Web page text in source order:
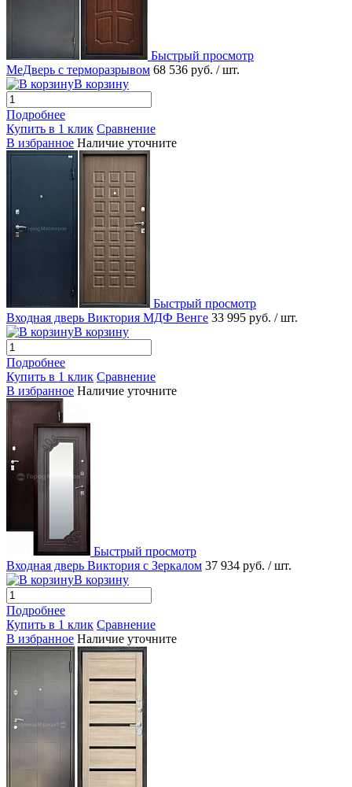
Быстрый просмотр
МеДверь с терморазрывом 68 536 руб. / шт.
В корзину
Подробнее
Купить в 1 клик Сравнение
В избранное Наличие уточните
Быстрый просмотр
Входная дверь Виктория МДФ Венге 33 995 руб. / шт.
В корзину
Подробнее
Купить в 1 клик Сравнение
В избранное Наличие уточните
Быстрый просмотр
Входная дверь Виктория с Зеркалом 37 934 руб. / шт.
В корзину
Подробнее
Купить в 1 клик Сравнение
В избранное Наличие уточните